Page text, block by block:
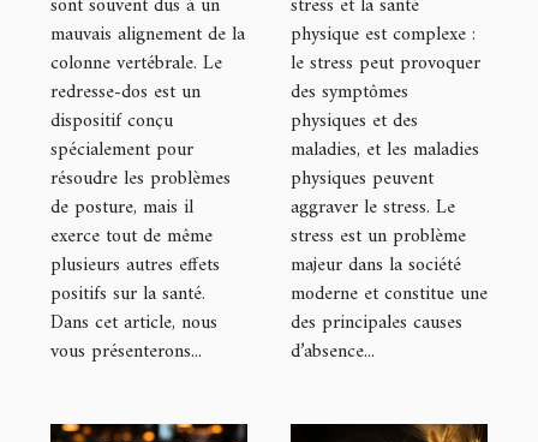
mauvais alignement de la
colonne vertébrale. Le
redresse-dos est un
dispositif conçu
spécialement pour
résoudre les problèmes
de posture, mais il
exerce tout de même
plusieurs autres effets
positifs sur la santé.
Dans cet article, nous
vous présenterons...
physique est complexe :
le stress peut provoquer
des symptômes
physiques et des
maladies, et les maladies
physiques peuvent
aggraver le stress. Le
stress est un problème
majeur dans la société
moderne et constitue une
des principales causes
d’absence...